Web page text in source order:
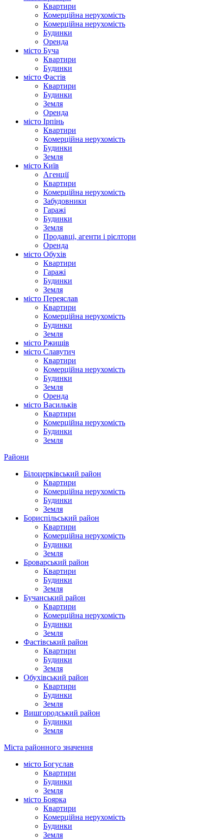
Квартири
Комерційна нерухомість
Комерційна нерухомість
Будинки
Оренда
місто Буча
Квартири
Будинки
місто Фастів
Квартири
Будинки
Земля
Оренда
місто Ірпінь
Квартири
Комерційна нерухомість
Будинки
Земля
місто Київ
Агенції
Квартири
Комерційна нерухомість
Забудовники
Гаражі
Будинки
Земля
Продавці, агенти і рієлтори
Оренда
місто Обухів
Квартири
Гаражі
Будинки
Земля
місто Переяслав
Квартири
Комерційна нерухомість
Будинки
Земля
місто Ржищів
місто Славутич
Квартири
Комерційна нерухомість
Будинки
Земля
Оренда
місто Василькiв
Квартири
Комерційна нерухомість
Будинки
Земля
Райони
Білоцерківський район
Квартири
Комерційна нерухомість
Будинки
Земля
Бориспільський район
Квартири
Комерційна нерухомість
Будинки
Земля
Броварський район
Квартири
Будинки
Земля
Бучанський район
Квартири
Комерційна нерухомість
Будинки
Земля
Фастівський район
Квартири
Будинки
Земля
Обухівський район
Квартири
Будинки
Земля
Вишгородський район
Будинки
Земля
Міста районного значення
місто Богуслав
Квартири
Будинки
Земля
місто Боярка
Квартири
Комерційна нерухомість
Будинки
Земля